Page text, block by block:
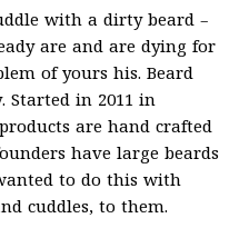
with a dirty beard –
are and are dying for
of yours his. Beard
Started in 2011 in
are hand crafted
have large beards
to do this with
cuddles, to them.